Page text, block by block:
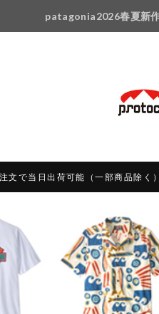
patagonia2026春夏新
文で当日出荷可能（一部商品除